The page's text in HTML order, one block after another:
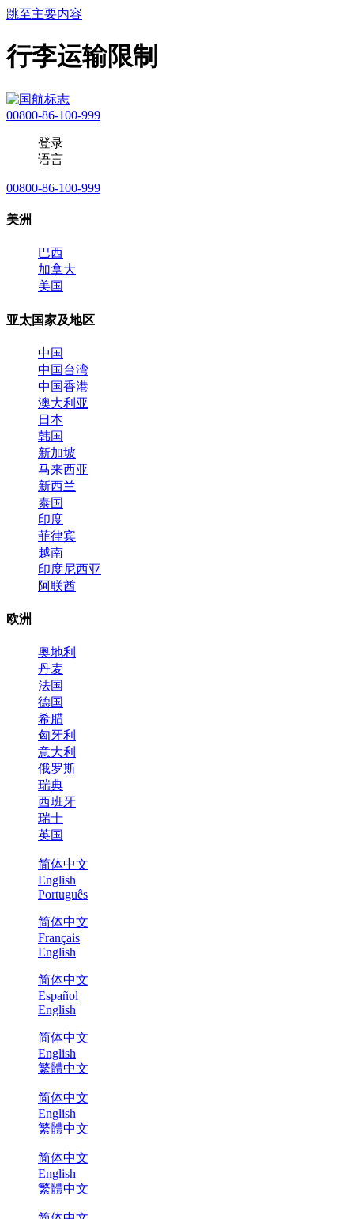
跳至主要内容
行李运输限制
00800-86-100-999
登录
语言
00800-86-100-999
美洲
巴西
加拿大
美国
亚太国家及地区
中国
中国台湾
中国香港
澳大利亚
日本
韩国
新加坡
马来西亚
新西兰
泰国
印度
菲律宾
越南
印度尼西亚
阿联酋
欧洲
奥地利
丹麦
法国
德国
希腊
匈牙利
意大利
俄罗斯
瑞典
西班牙
瑞士
英国
简体中文
English
Português
简体中文
Français
English
简体中文
Español
English
简体中文
English
繁體中文
简体中文
English
繁體中文
简体中文
English
繁體中文